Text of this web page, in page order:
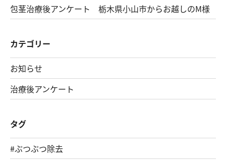
包茎治療後アンケート 栃木県小山市からお越しのM様
カテゴリー
お知らせ
治療後アンケート
タグ
#ぶつぶつ除去